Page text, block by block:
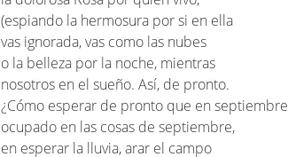
(espiando la hermosura por si en ella
vas ignorada, vas como las nubes
o la belleza por la noche, mientras
nosotros en el sueño. Así, de pronto.
¿Cómo esperar de pronto que en septiembre
ocupado en las cosas de septiembre,
en esperar la lluvia, arar el campo